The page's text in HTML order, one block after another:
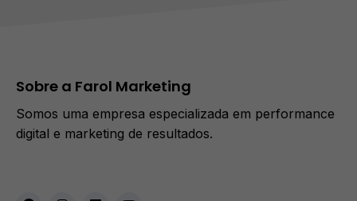
Sobre a Farol Marketing
Somos uma empresa especializada em performance
digital e marketing de resultados.